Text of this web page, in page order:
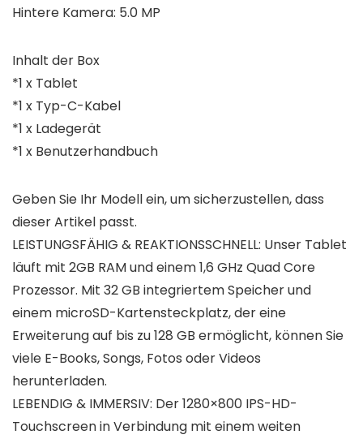
Hintere Kamera: 5.0 MP
Inhalt der Box
*1 x Tablet
*1 x Typ-C-Kabel
*1 x Ladegerät
*1 x Benutzerhandbuch
Geben Sie Ihr Modell ein, um sicherzustellen, dass
dieser Artikel passt.
LEISTUNGSFÄHIG & REAKTIONSSCHNELL: Unser Tablet
läuft mit 2GB RAM und einem 1,6 GHz Quad Core
Prozessor. Mit 32 GB integriertem Speicher und
einem microSD-Kartensteckplatz, der eine
Erweiterung auf bis zu 128 GB ermöglicht, können Sie
viele E-Books, Songs, Fotos oder Videos
herunterladen.
LEBENDIG & IMMERSIV: Der 1280×800 IPS-HD-
Touchscreen in Verbindung mit einem weiten